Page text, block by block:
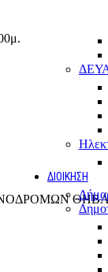
ΔΙΟΙΚΗΣΗ